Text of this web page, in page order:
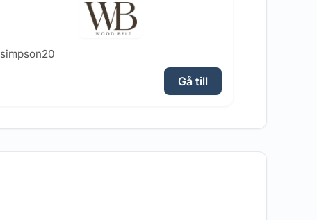
simpson20
Gå till